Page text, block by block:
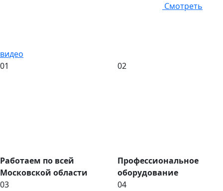
Смотреть
видео
01
Работаем по всей
Московской области
02
Профессиональное
оборудование
03
04